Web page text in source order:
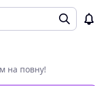
на повну!